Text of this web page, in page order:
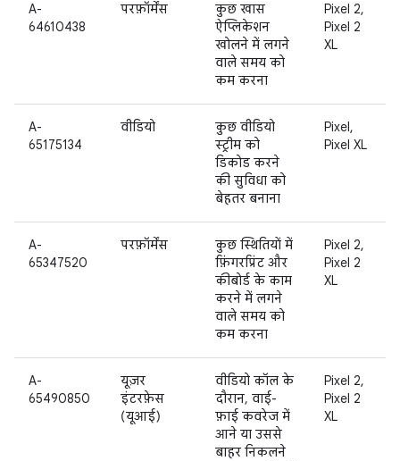
A-
64610438
परफ़ॉर्मेंस
कुछ खास
ऐप्लिकेशन
खोलने में लगने
वाले समय को
कम करना
Pixel 2,
Pixel 2
XL
A-
65175134
वीडियो
कुछ वीडियो
स्ट्रीम को
डिकोड करने
की सुविधा को
बेहतर बनाना
Pixel,
Pixel XL
A-
65347520
परफ़ॉर्मेंस
कुछ स्थितियों में
फ़िंगरप्रिंट और
कीबोर्ड के काम
करने में लगने
वाले समय को
कम करना
Pixel 2,
Pixel 2
XL
A-
65490850
यूज़र
इंटरफ़ेस
(यूआई)
वीडियो कॉल के
दौरान, वाई-
फ़ाई कवरेज में
आने या उससे
बाहर निकलने
Pixel 2,
Pixel 2
XL